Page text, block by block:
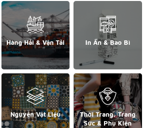
Hàng Hải & Vận Tải In Ấn & Bao Bì
Nguyên Vật Liệu
Thời Trang, Trang
Sức & Phụ Kiện